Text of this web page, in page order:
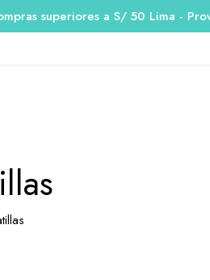
superiores a S/ 50 Lima -